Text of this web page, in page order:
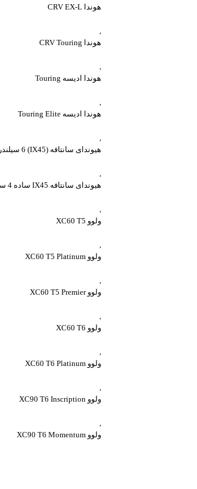
هوندا CRV EX-L
,
هوندا CRV Touring
,
هوندا ادیسه Touring
,
هوندا ادیسه Touring Elite
,
هیوندای سانتافه (IX45) 6 سیلندر
,
هیوندای سانتافه IX45 ساده 4 سیلندر
,
ولوو XC60 T5
,
ولوو XC60 T5 Platinum
,
ولوو XC60 T5 Premier
,
ولوو XC60 T6
,
ولوو XC60 T6 Platinum
,
ولوو XC90 T6 Inscription
,
ولوو XC90 T6 Momentum